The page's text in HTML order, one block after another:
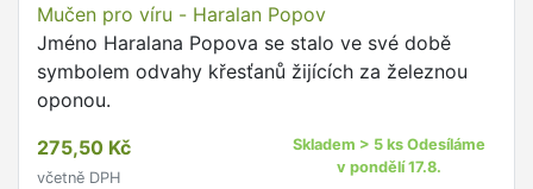
Mučen pro víru - Haralan Popov
Jméno Haralana Popova se stalo ve své době
symbolem odvahy křesťanů žijících za železnou
oponou.
275,50 Kč
včetně DPH
Skladem > 5 ks Odesíláme
v pondělí 17.8.